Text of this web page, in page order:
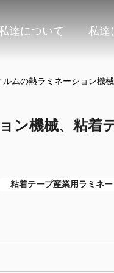
達について 私達
ルムの熱ラミネーション機
ン機械、粘着
粘着テープ産業用ラミネ